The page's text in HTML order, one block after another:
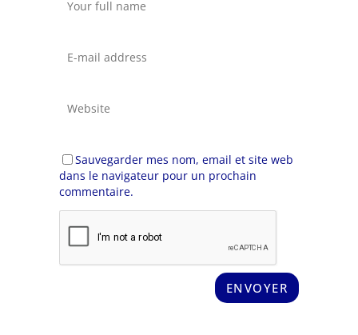
Sauvegarder mes nom, email et site web
dans le navigateur pour un prochain
commentaire.